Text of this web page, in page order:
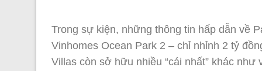
Trong sự kiện, những thông tin hấp dẫn về
Vinhomes Ocean Park 2 – chỉ nhỉnh 2 tỷ
Villas còn sở hữu nhiều “cái nhất” khác